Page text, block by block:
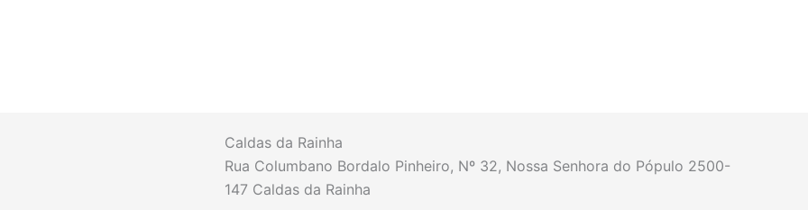
Caldas da Rainha
Rua Columbano Bordalo Pinheiro, Nº 32, Nossa Senhora do Pópulo 2500-
147 Caldas da Rainha